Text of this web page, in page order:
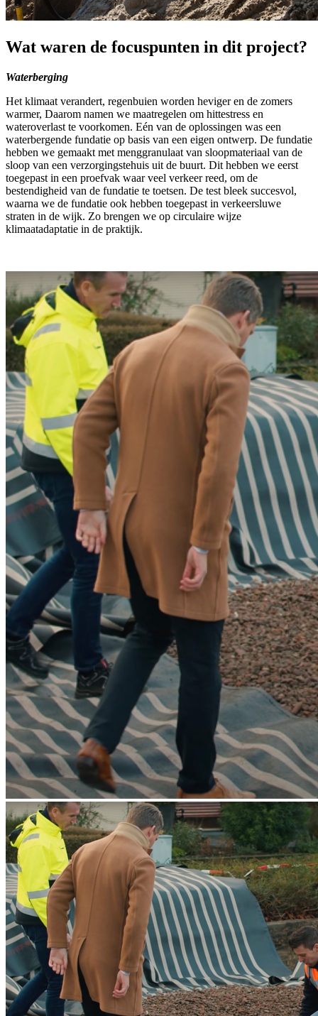
Wat waren de focuspunten in dit project?
Waterberging
Het klimaat verandert, regenbuien worden heviger en de zomers
warmer, Daarom namen we maatregelen om hittestress en
wateroverlast te voorkomen. Eén van de oplossingen was een
waterbergende fundatie op basis van een eigen ontwerp. De fundatie
hebben we gemaakt met menggranulaat van sloopmateriaal van de
sloop van een verzorgingstehuis uit de buurt. Dit hebben we eerst
toegepast in een proefvak waar veel verkeer reed, om de
bestendigheid van de fundatie te toetsen. De test bleek succesvol,
waarna we de fundatie ook hebben toegepast in verkeersluwe
straten in de wijk. Zo brengen we op circulaire wijze
klimaatadaptatie in de praktijk.